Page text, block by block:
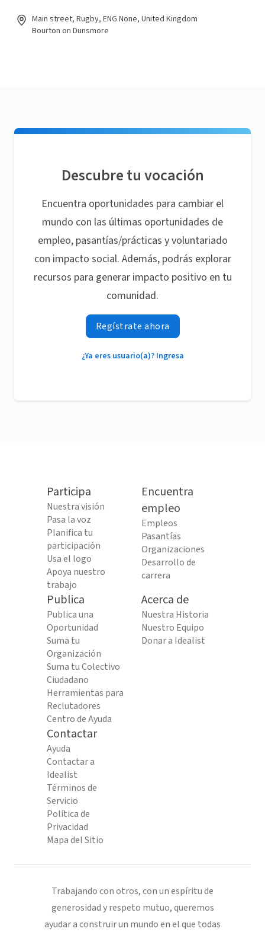
Main street, Rugby, ENG None, United Kingdom
Bourton on Dunsmore
Descubre tu vocación
Encuentra oportunidades para cambiar el
mundo con las últimas oportunidades de
empleo, pasantías/prácticas y voluntariado
con impacto social. Además, podrás explorar
recursos para generar impacto positivo en tu
comunidad.
Regístrate ahora
¿Ya eres usuario(a)? Ingresa
Participa
Nuestra visión
Pasa la voz
Planifica tu
participación
Usa el logo
Apoya nuestro
trabajo
Encuentra
empleo
Empleos
Pasantías
Organizaciones
Desarrollo de
carrera
Publica
Publica una
Oportunidad
Suma tu
Organización
Suma tu Colectivo
Ciudadano
Herramientas para
Reclutadores
Centro de Ayuda
Acerca de
Nuestra Historia
Nuestro Equipo
Donar a Idealist
Contactar
Ayuda
Contactar a
Idealist
Términos de
Servicio
Política de
Privacidad
Mapa del Sitio
Trabajando con otros, con un espíritu de
generosidad y respeto mutuo, queremos
ayudar a construir un mundo en el que todas